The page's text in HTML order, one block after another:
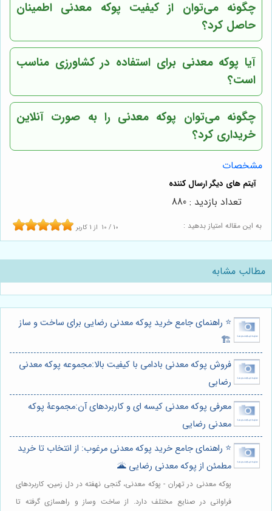
چگونه می‌توان از کیفیت پوکه معدنی اطمینان
حاصل کرد؟
آیا پوکه معدنی برای استفاده در کشاورزی مناسب
است؟
چگونه می‌توان پوکه معدنی را به صورت آنلاین
خریداری کرد؟
مشخصات
به این مقاله امتیاز بدهید : 10 / 10 از 1 کاربر
تعداد بازدید : 880
مطالب مشابه
⭐️ راهنمای جامع خرید پوکه معدنی رضایی برای ساخت و ساز
🏗️
فروش پوکه معدنی بادامی با کیفیت بالا:مجموعه پوکه معدنی
رضابی
معرفی پوکه معدنی کیسه ای و کاربردهای آن:مجموعۀ پوکه
معدنی رضایی
⭐️ راهنمای جامع خرید پوکه معدنی مرغوب: از انتخاب تا خرید
مطمئن از پوکه معدنی رضایی 🌋
پوکه معدنی در تهران - پوکه معدنی، گنجی نهفته در دل زمین، کاربردهای
فراوانی در صنایع مختلف دارد. از ساخت وساز و راهسازی گرفته تا